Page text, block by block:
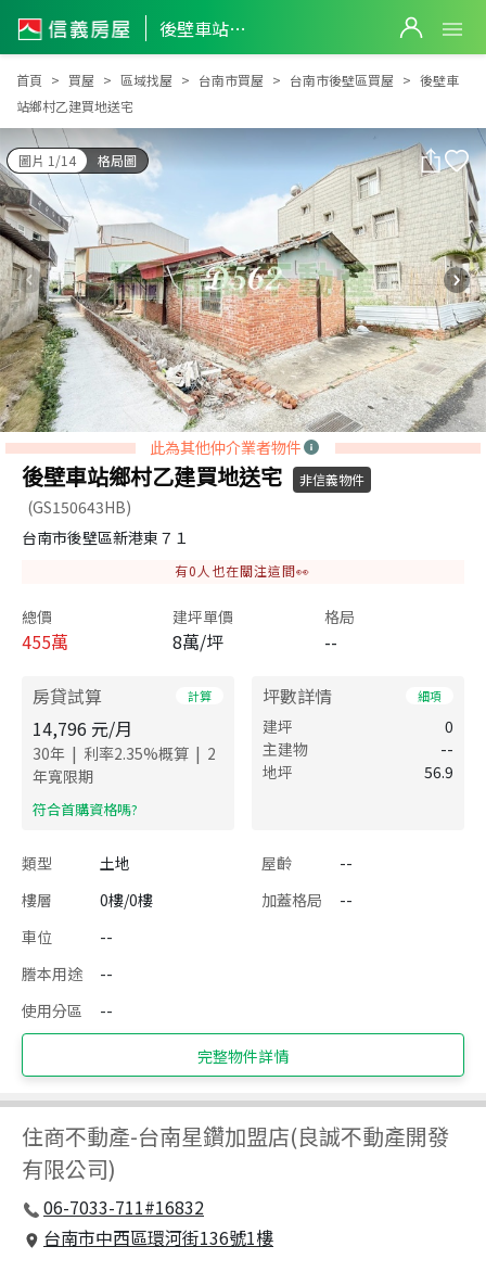
後壁車站鄉村乙建買地送宅
後壁車站鄉村乙建買地送宅
首頁 買屋 區域找屋 台南市買屋 台南市後壁區買屋
後壁車
站鄉村乙建買地送宅
圖片 1/14 格局圖
此為其他仲介業者物件
後壁車站鄉村乙建買地送宅 非信義物件
(GS150643HB)
台南市後壁區新港東７１
有0 人也在關注這間👀
總價
455萬
建坪單價
8萬/坪
格局
--
房貸試算 計算
14,796 元/月
30年 | 利率2.35%概算 | 2
年寬限期
​符合首購資格嗎?
坪數詳情 細項
建坪
0
主建物
--
地坪
56.9
類型 土地 屋齡
--
樓層
0樓/0樓 加蓋格局
--
車位
--
謄本用途
--
使用分區
--
完整物件詳情
住商不動產-台南星鑽加盟店(良誠不動產開發
有限公司)
06-7033-711#16832
台南市中西區環河街136號1樓